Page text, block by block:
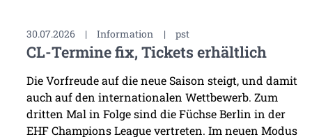
30.07.2026 | Information | pst
CL-Termine fix, Tickets erhältlich
Die Vorfreude auf die neue Saison steigt, und damit
auch auf den internationalen Wettbewerb. Zum
dritten Mal in Folge sind die Füchse Berlin in der
EHF Champions League vertreten. Im neuen Modus